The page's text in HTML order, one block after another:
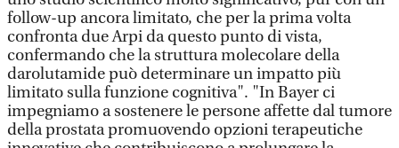
follow-up ancora limitato, che per la prima volta
confronta due Arpi da questo punto di vista,
confermando che la struttura molecolare della
darolutamide può determinare un impatto più
limitato sulla funzione cognitiva". "In Bayer ci
impegniamo a sostenere le persone affette dal tumore
della prostata promuovendo opzioni terapeutiche